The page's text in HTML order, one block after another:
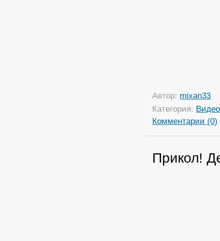
Автор: mixan33
Категория: Видео
Комментарии (0)
Прикол!